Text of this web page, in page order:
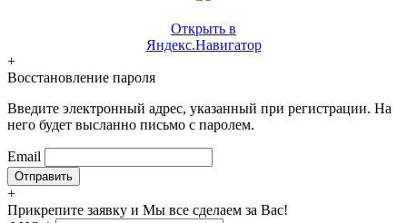
Открыть в
Яндекс.Навигатор
+
Восстановление пароля
Введите электронный адрес, указанный при регистрации. На
него будет высланно письмо с паролем.
Email
+
Прикрепите заявку и Мы все сделаем за Вас!